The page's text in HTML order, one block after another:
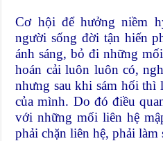
Cơ hội để hưởng niềm
người sống đời tận hiến
ánh sáng, bỏ đi những
hoán cải luôn luôn có,
nhưng sau khi sám hối thì
của mình. Do đó điều
với những mối liên hệ
phải chặn liên hệ, phải làm